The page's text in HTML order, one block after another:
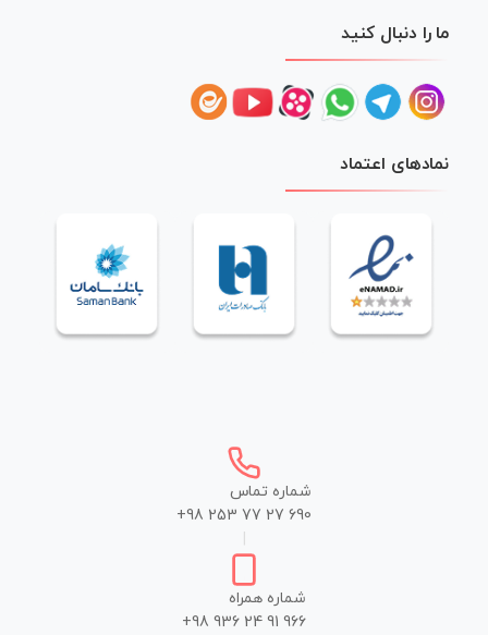
ما را دنبال کنید
نمادهای اعتماد
شماره تماس
+98 253 77 27 690
شماره همراه
+98 936 24 91 966